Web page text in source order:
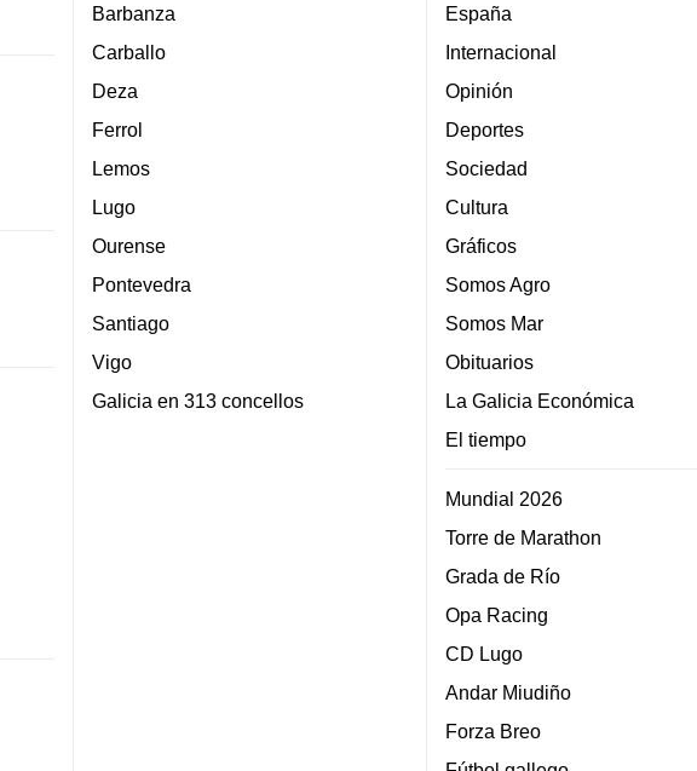
Barbanza
Carballo
Deza
Ferrol
Lemos
Lugo
Ourense
Pontevedra
Santiago
Vigo
Galicia en 313 concellos
España
Internacional
Opinión
Deportes
Sociedad
Cultura
Gráficos
Somos Agro
Somos Mar
Obituarios
La Galicia Económica
El tiempo
Mundial 2026
Torre de Marathon
Grada de Río
Opa Racing
CD Lugo
Andar Miudiño
Forza Breo